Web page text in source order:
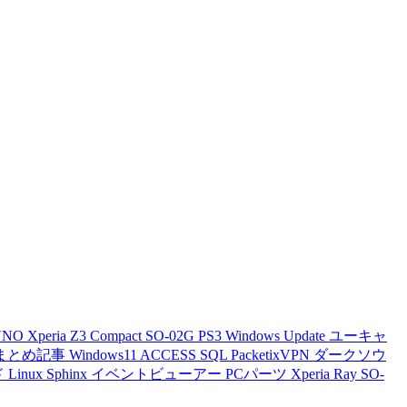
Xperia Z3 Compact SO-02G PS3 Windows Update ユーキャ
とめ記事 Windows11 ACCESS SQL PacketixVPN ダークソウ
Linux Sphinx イベントビューアー PCパーツ Xperia Ray SO-